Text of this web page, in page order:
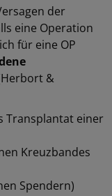
der
eine Operation
für eine OP
&
Transplantat einer
Kreuzbandes
Spendern)